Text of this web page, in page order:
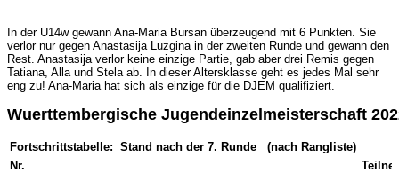
In der U14w gewann Ana-Maria Bursan überzeugend mit 6 Punkten. Sie
verlor nur gegen Anastasija Luzgina in der zweiten Runde und gewann den
Rest. Anastasija verlor keine einzige Partie, gab aber drei Remis gegen
Tatiana, Alla und Stela ab. In dieser Altersklasse geht es jedes Mal sehr
eng zu! Ana-Maria hat sich als einzige für die DJEM qualifiziert.
Wuerttembergische Jugendeinzelmeisterschaft
Fortschrittstabelle: Stand nach der 7. Runde (nach Rangliste)
Nr.